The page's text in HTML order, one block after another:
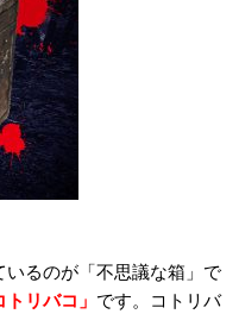
るのが「不思議な箱」で
リバコ」 です。コトリバ